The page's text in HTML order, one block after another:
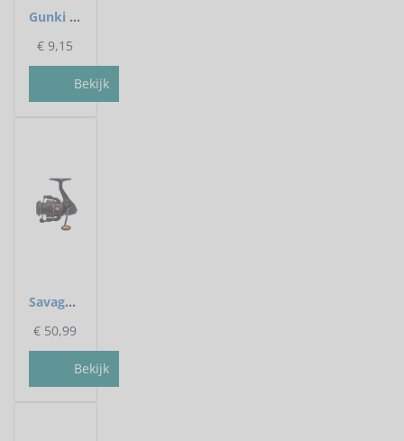
Gunki - Chatterbait Boomer - 10 gram - Gunki
€ 9,15
Bekijk
Savage Gear - Slip voorop Orange LTD FD - Savage Gear
€ 50,99
Bekijk